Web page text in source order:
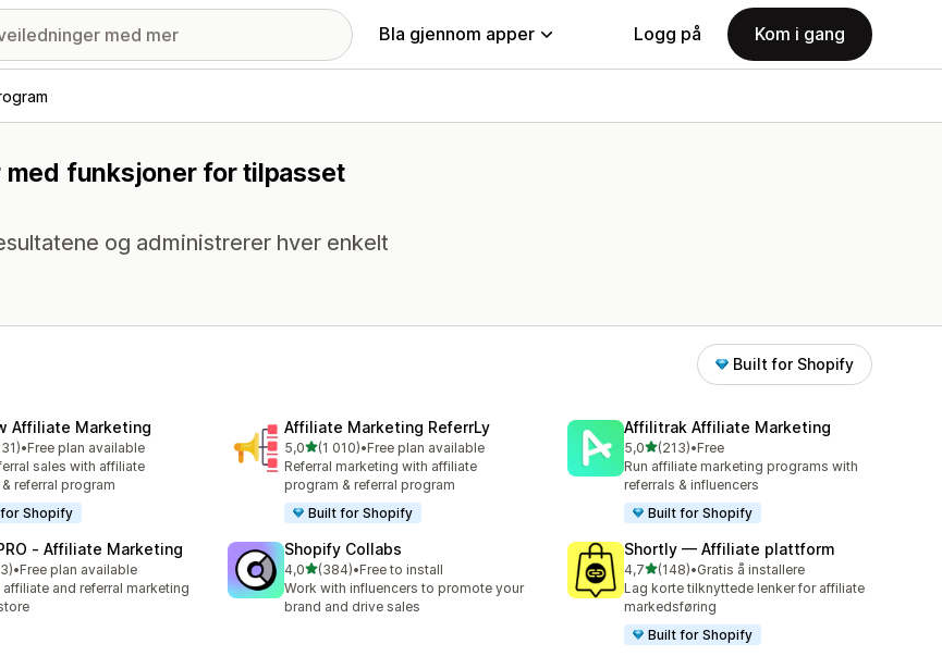
Bla gjennom apper Logg på Kom i gang
funksjoner for tilpasset
og administrerer hver enkelt
Built for Shopify
Affiliate Marketing
omtaler
•Free plan available
sales with affiliate
referral program
Shopify
Affiliate Marketing ReferrLy
5,0av 5 stjerner
(1 010)
Totalt 1010 omtaler
•Free plan available
Referral marketing with affiliate
program & referral program
Built for Shopify
Affilitrak Affiliate Marketing
5,0av 5 stjerner
(213)
Totalt 213 omtaler
•Free
Run affiliate marketing programs with
referrals & influencers
Built for Shopify
‑ Affiliate Marketing
omtaler
•Free plan available
and referral marketing
Shopify Collabs
4,0av 5 stjerner
(384)
Totalt 384 omtaler
•Free to install
Work with influencers to promote your
brand and drive sales
Shortly — Affiliate plattform
4,7av 5 stjerner
(148)
Totalt 148 omtaler
•Gratis å installere
Lag korte tilknyttede lenker for affiliate
markedsføring
Built for Shopify